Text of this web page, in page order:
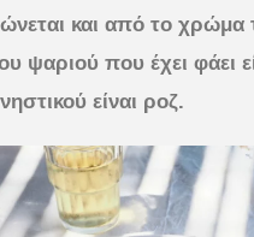
και από το χρώμα
ψαριού που έχει φάει
είναι ροζ.